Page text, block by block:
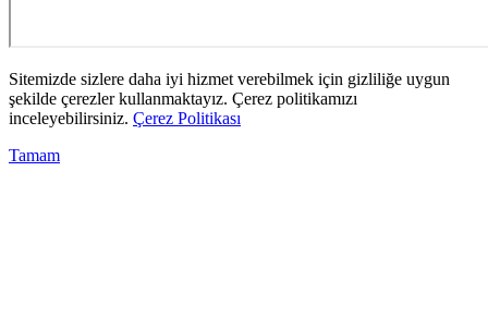
Sitemizde sizlere daha iyi hizmet verebilmek için gizliliğe uygun
şekilde çerezler kullanmaktayız. Çerez politikamızı
inceleyebilirsiniz. Çerez Politikası
Tamam